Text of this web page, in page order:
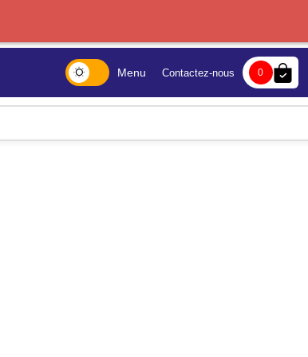
Menu Contactez-nous 0 bag-check